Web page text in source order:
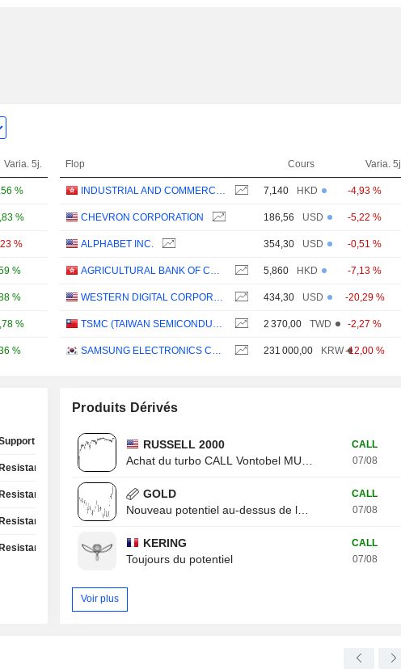
Varia. 5j.
%
%
%
%
%
%
%
Flop Cours Varia. 5j.
7,140 HKD -4,93 %
CHEVRON CORPORATION 186,56 USD -5,22 %
ALPHABET INC. 354,30 USD -0,51 %
5,860 HKD -7,13 %
434,30 USD -20,29 %
2 370,00 TWD -2,27 %
231 000,00 KRW-12,00 %
Test
Test
Test
Test
Test
Produits Dérivés
RUSSELL 2000
Achat du turbo CALL Vontobel MU13V
CALL
07/08
GOLD
Nouveau potentiel au-dessus de la résistance
CALL
07/08
KERING
Toujours du potentiel
CALL
07/08
Voir plus